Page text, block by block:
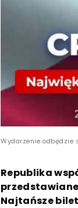
Wydarzenie odbędzie
Republika
Najtańsze